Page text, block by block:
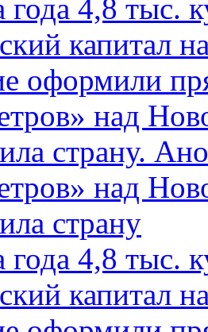
года 4,8 тыс.
капитал
оформили
над
страну.
над
страну
года 4,8 тыс.
капитал